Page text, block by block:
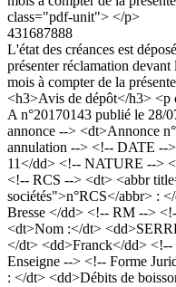
class="pdf-unit"> </p>
431687888
L'état des créances est
présenter réclamation
mois à compter de la
<h3>Avis de dépôt</h3> <p
A n°20170143 publié le 28/
annonce --> <dt>Annonce
annulation --> <!-- DATE --
11</dd> <!-- NATURE -->
<!-- RCS --> <dt> <abbr
sociétés">n°RCS</abbr> :
Bresse </dd> <!-- RM -->
<dt>Nom :</dt>
</dt> <dd>Franck</dd>
Enseigne --> <!-- Forme
: </dt> <dd>Débits de